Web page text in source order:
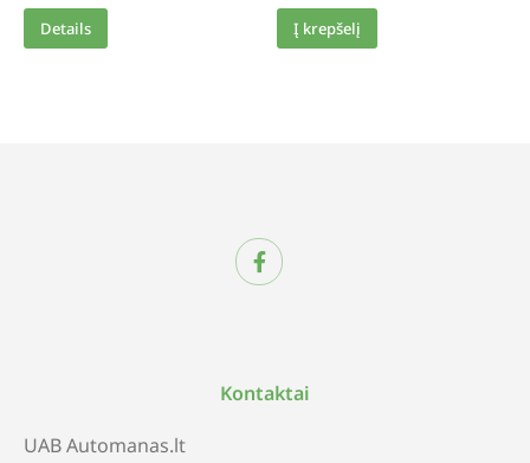
Details
Į krepšelį
Kontaktai
UAB Automanas.lt